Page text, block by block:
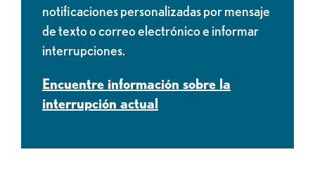
notificaciones personalizadas por mensaje
de texto o correo electrónico e informar
interrupciones.
Encuentre información sobre la
interrupción actual